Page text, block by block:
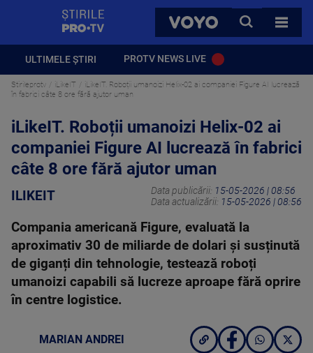
VOYO
CAUTA
TOATE
ULTIMELE ȘTIRI PROTV NEWS LIVE
Stirileprotv iLikeIT
iLikeIT. Roboții umanoizi Helix-02 ai companiei Figure AI lucrează
în fabrici câte 8 ore fără ajutor uman
iLikeIT. Roboții umanoizi Helix-02 ai
companiei Figure AI lucrează în fabrici
câte 8 ore fără ajutor uman
ILIKEIT Data publicării: 15-05-2026 | 08:56
Data actualizării: 15-05-2026 | 08:56
Compania americană Figure, evaluată la
aproximativ 30 de miliarde de dolari și susținută
de giganți din tehnologie, testează roboți
umanoizi capabili să lucreze aproape fără oprire
în centre logistice.
MARIAN ANDREI